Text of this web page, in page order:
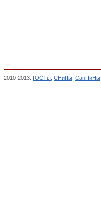
2010-2013. ГОСТы СНиПы СанПиНы